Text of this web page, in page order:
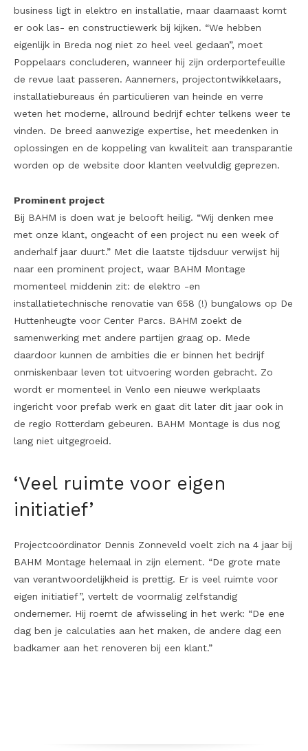
business ligt in elektro en installatie, maar daarnaast komt
er ook las- en constructiewerk bij kijken. “We hebben
eigenlijk in Breda nog niet zo heel veel gedaan”, moet
Poppelaars concluderen, wanneer hij zijn orderportefeuille
de revue laat passeren. Aannemers, projectontwikkelaars,
installatiebureaus én particulieren van heinde en verre
weten het moderne, allround bedrijf echter telkens weer te
vinden. De breed aanwezige expertise, het meedenken in
oplossingen en de koppeling van kwaliteit aan transparantie
worden op de website door klanten veelvuldig geprezen.
Prominent project
Bij BAHM is doen wat je belooft heilig. “Wij denken mee
met onze klant, ongeacht of een project nu een week of
anderhalf jaar duurt.” Met die laatste tijdsduur verwijst hij
naar een prominent project, waar BAHM Montage
momenteel middenin zit: de elektro -en
installatietechnische renovatie van 658 (!) bungalows op De
Huttenheugte voor Center Parcs. BAHM zoekt de
samenwerking met andere partijen graag op. Mede
daardoor kunnen de ambities die er binnen het bedrijf
onmiskenbaar leven tot uitvoering worden gebracht. Zo
wordt er momenteel in Venlo een nieuwe werkplaats
ingericht voor prefab werk en gaat dit later dit jaar ook in
de regio Rotterdam gebeuren. BAHM Montage is dus nog
lang niet uitgegroeid.
‘Veel ruimte voor eigen
initiatief’
Projectcoördinator Dennis Zonneveld voelt zich na 4 jaar bij
BAHM Montage helemaal in zijn element. “De grote mate
van verantwoordelijkheid is prettig. Er is veel ruimte voor
eigen initiatief”, vertelt de voormalig zelfstandig
ondernemer. Hij roemt de afwisseling in het werk: “De ene
dag ben je calculaties aan het maken, de andere dag een
badkamer aan het renoveren bij een klant.”